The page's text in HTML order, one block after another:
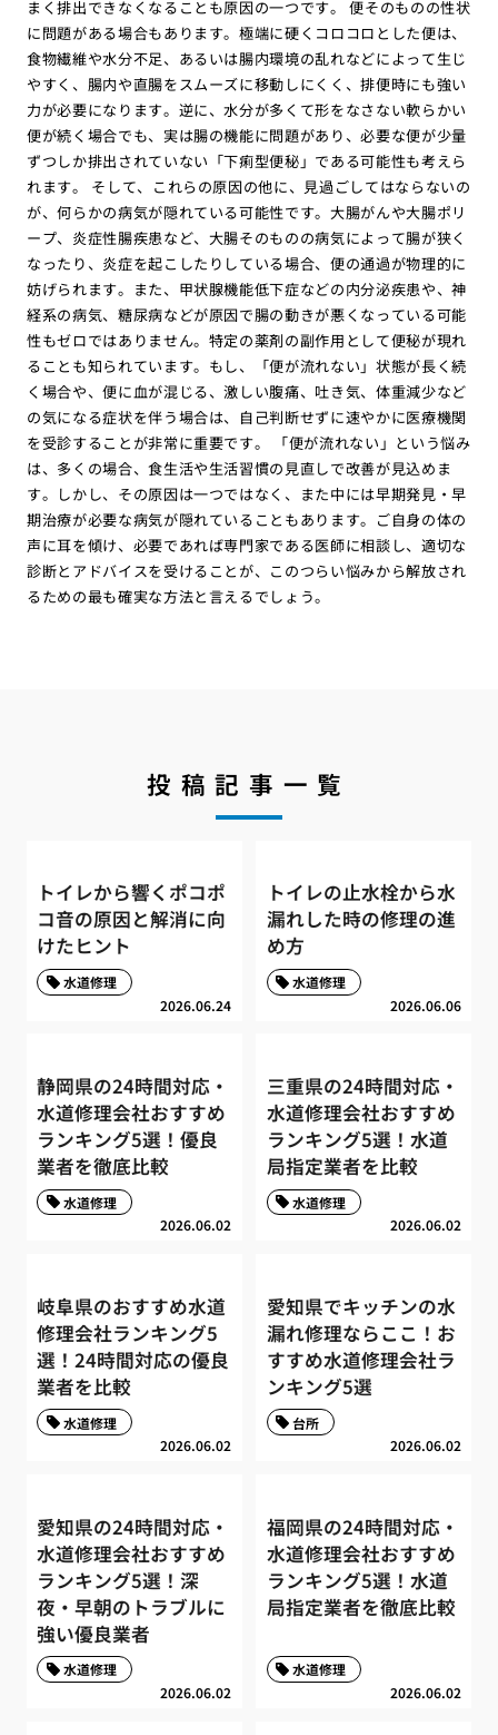
まく排出できなくなることも原因の一つです。 便そのものの性状
に問題がある場合もあります。極端に硬くコロコロとした便は、
食物繊維や水分不足、あるいは腸内環境の乱れなどによって生じ
やすく、腸内や直腸をスムーズに移動しにくく、排便時にも強い
力が必要になります。逆に、水分が多くて形をなさない軟らかい
便が続く場合でも、実は腸の機能に問題があり、必要な便が少量
ずつしか排出されていない「下痢型便秘」である可能性も考えら
れます。 そして、これらの原因の他に、見過ごしてはならないの
が、何らかの病気が隠れている可能性です。大腸がんや大腸ポリ
ープ、炎症性腸疾患など、大腸そのものの病気によって腸が狭く
なったり、炎症を起こしたりしている場合、便の通過が物理的に
妨げられます。また、甲状腺機能低下症などの内分泌疾患や、神
経系の病気、糖尿病などが原因で腸の動きが悪くなっている可能
性もゼロではありません。特定の薬剤の副作用として便秘が現れ
ることも知られています。もし、「便が流れない」状態が長く続
く場合や、便に血が混じる、激しい腹痛、吐き気、体重減少など
の気になる症状を伴う場合は、自己判断せずに速やかに医療機関
を受診することが非常に重要です。 「便が流れない」という悩み
は、多くの場合、食生活や生活習慣の見直しで改善が見込めま
す。しかし、その原因は一つではなく、また中には早期発見・早
期治療が必要な病気が隠れていることもあります。ご自身の体の
声に耳を傾け、必要であれば専門家である医師に相談し、適切な
診断とアドバイスを受けることが、このつらい悩みから解放され
るための最も確実な方法と言えるでしょう。
投稿記事一覧
トイレから響くポコポ
コ音の原因と解消に向
けたヒント
2026.06.24
水道修理
トイレの止水栓から水
漏れした時の修理の進
め方
2026.06.06
水道修理
静岡県の24時間対応・
水道修理会社おすすめ
ランキング5選！優良
業者を徹底比較
2026.06.02
水道修理
三重県の24時間対応・
水道修理会社おすすめ
ランキング5選！水道
局指定業者を比較
2026.06.02
水道修理
岐阜県のおすすめ水道
修理会社ランキング5
選！24時間対応の優良
業者を比較
2026.06.02
水道修理
愛知県でキッチンの水
漏れ修理ならここ！お
すすめ水道修理会社ラ
ンキング5選
2026.06.02
台所
愛知県の24時間対応・
水道修理会社おすすめ
ランキング5選！深
夜・早朝のトラブルに
強い優良業者
2026.06.02
水道修理
福岡県の24時間対応・
水道修理会社おすすめ
ランキング5選！水道
局指定業者を徹底比較
2026.06.02
水道修理